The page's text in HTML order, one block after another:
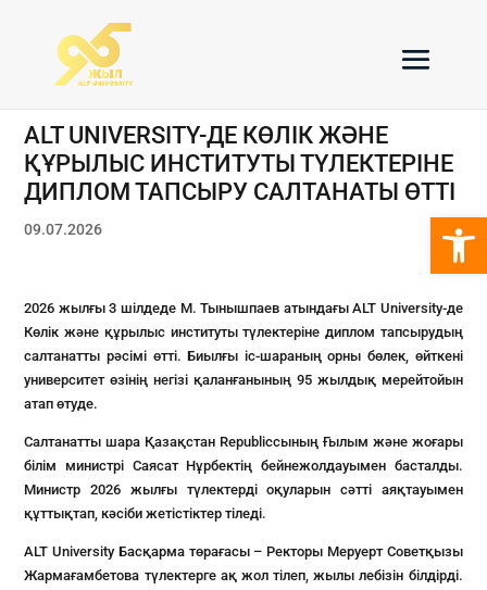
ALT UNIVERSITY-ДЕ КӨЛІК ЖӘНЕ
ҚҰРЫЛЫС ИНСТИТУТЫ ТҮЛЕКТЕРІНЕ
ДИПЛОМ ТАПСЫРУ САЛТАНАТЫ ӨТТІ
09.07.2026
2026 жылғы 3 шілдеде М. Тынышпаев атындағы ALT University-де
Көлік және құрылыс институты түлектеріне диплом тапсырудың
салтанатты рәсімі өтті. Биылғы іс-шараның орны бөлек, өйткені
университет өзінің негізі қаланғанының 95 жылдық мерейтойын
атап өтуде.
Салтанатты шара Қазақстан Republicсының Ғылым және жоғары
білім министрі Саясат Нұрбектің бейнежолдауымен басталды.
Министр 2026 жылғы түлектерді оқуларын сәтті аяқтауымен
құттықтап, кәсіби жетістіктер тіледі.
ALT University Басқарма төрағасы – Ректоры Меруерт Советқызы
Жармағамбетова түлектерге ақ жол тілеп, жылы лебізін білдірді.